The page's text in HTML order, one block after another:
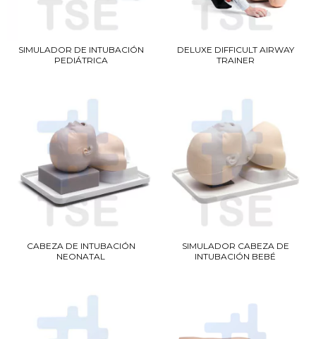
SIMULADOR DE INTUBACIÓN
PEDIÁTRICA
DELUXE DIFFICULT AIRWAY
TRAINER
CABEZA DE INTUBACIÓN
NEONATAL
SIMULADOR CABEZA DE
INTUBACIÓN BEBÉ